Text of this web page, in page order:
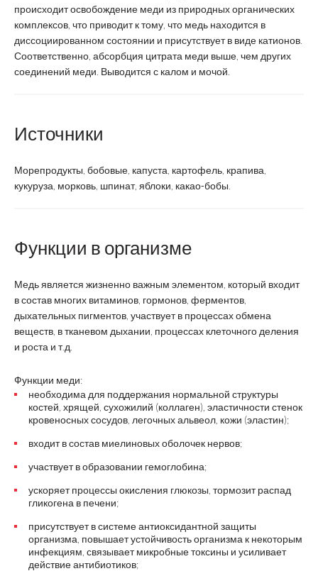
происходит освобождение меди из природных органических
комплексов, что приводит к тому, что медь находится в
диссоциированном состоянии и присутствует в виде катионов.
Соответственно, абсорбция цитрата меди выше, чем других
соединений меди. Выводится с калом и мочой.
Источники
Морепродукты, бобовые, капуста, картофель, крапива,
кукуруза, морковь, шпинат, яблоки, какао-бобы.
Функции в организме
Медь является жизненно важным элементом, который входит
в состав многих витаминов, гормонов, ферментов,
дыхательных пигментов, участвует в процессах обмена
веществ, в тканевом дыхании, процессах клеточного деления
и роста и т.д.
Функции меди:
необходима для поддержания нормальной структуры
костей, хрящей, сухожилий (коллаген), эластичности стенок
кровеносных сосудов, легочных альвеол, кожи (эластин);
входит в состав миелиновых оболочек нервов;
участвует в образовании гемоглобина;
ускоряет процессы окисления глюкозы, тормозит распад
гликогена в печени;
присутствует в системе антиоксидантной защиты
организма, повышает устойчивость организма к некоторым
инфекциям, связывает микробные токсины и усиливает
действие антибиотиков;